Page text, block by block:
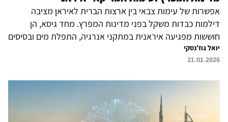
אפשרות של עימות צבאי בין ארצות הברית לאיראן מציבה
דילמות כבדות משקל בפני מדינות המפרץ. מחד גיסא, הן
חוששות מפגיעה איראנית במתקני אנרגיה, התפלת מים ובסיסים
אמריקאים בשטחן כמו גם בנתיבי ייצוא הנפט והגז מהמפרץ.
מאידך גיסא, הן מודאגות מהשלכות של נפילת המשטר האיראני,
המשטר והתפתחות של שלטון דמוקרטי במקומו בטווח הארוך
עלולה להיות מקור השראה למחאות במדינות ערב. מדינות
יואל גוז'נסקי
21.01.2026